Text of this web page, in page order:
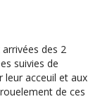
des 2
suivies de
leur acceuil et aux
de ces